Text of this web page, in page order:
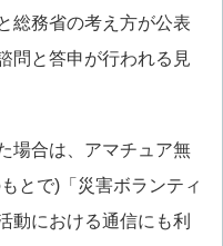
総務省の考え方が公表
問と答申が行われる見
場合は、アマチュア無
とで)「災害ボランティ
動における通信にも利